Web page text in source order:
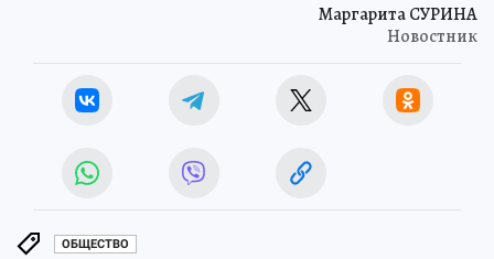
Маргарита СУРИНА
Новостник
ОБЩЕСТВО